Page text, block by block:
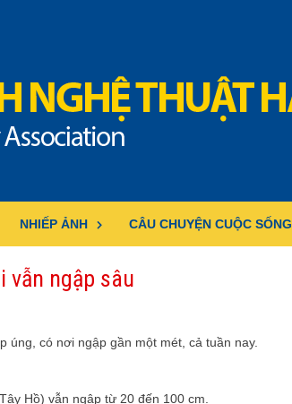
NHIẾP ẢNH CÂU CHUYỆN CUỘC SỐNG
vẫn ngập sâu
có nơi ngập gần một mét, cả tuần nay.
Hồ) vẫn ngập từ 20 đến 100 cm.